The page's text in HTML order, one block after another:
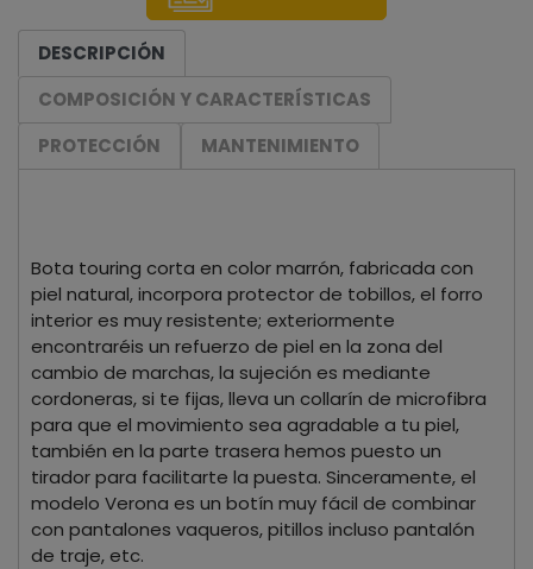
DESCRIPCIÓN
COMPOSICIÓN Y CARACTERÍSTICAS
PROTECCIÓN
MANTENIMIENTO
Bota touring corta en color marrón, fabricada con
piel natural, incorpora protector de tobillos, el forro
interior es muy resistente; exteriormente
encontraréis un refuerzo de piel en la zona del
cambio de marchas, la sujeción es mediante
cordoneras, si te fijas, lleva un collarín de microfibra
para que el movimiento sea agradable a tu piel,
también en la parte trasera hemos puesto un
tirador para facilitarte la puesta. Sinceramente, el
modelo Verona es un botín muy fácil de combinar
con pantalones vaqueros, pitillos incluso pantalón
de traje, etc.